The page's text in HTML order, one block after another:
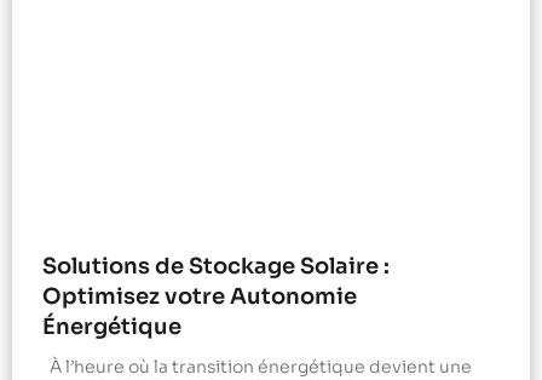
Solutions de Stockage Solaire :
Optimisez votre Autonomie
Énergétique
À l’heure où la transition énergétique devient une